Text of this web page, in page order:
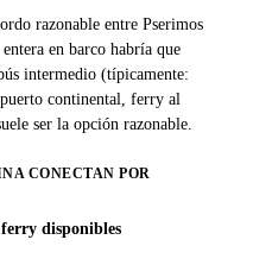
razonable entre Pserimos
en barco habría que
intermedio (típicamente:
continental, ferry al
ser la opción razonable.
CONECTAN POR
disponibles